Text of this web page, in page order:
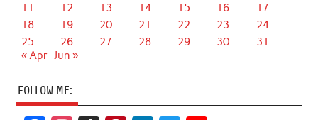
11
12 13 14 15 16
17
18
19 20 21 22 23
24
25
26 27 28 29 30
31
« Apr Jun »
FOLLOW ME: